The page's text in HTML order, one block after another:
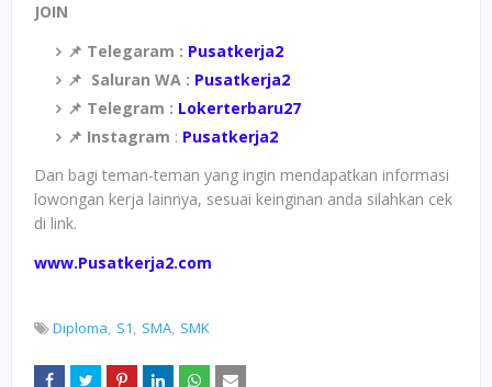
JOIN
📌 Telegaram : Pusatkerja2
📌 Saluran WA : Pusatkerja2
📌 Telegram : Lokerterbaru27
📌 Instagram : Pusatkerja2
Dan bagi teman-teman yang ingin mendapatkan informasi
lowongan kerja lainnya, sesuai keinginan anda silahkan cek
di link.
www.Pusatkerja2.com
Diploma S1 SMA SMK